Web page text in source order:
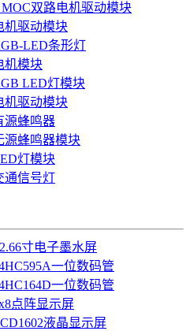
双路电机驱动模块
机驱动模块
LED条形灯
机模块
LED灯模块
机驱动模块
源蜂鸣器
源蜂鸣器模块
灯模块
通信号灯
寸电子墨水屏
一位数码管
一位数码管
点阵显示屏
液晶显示屏